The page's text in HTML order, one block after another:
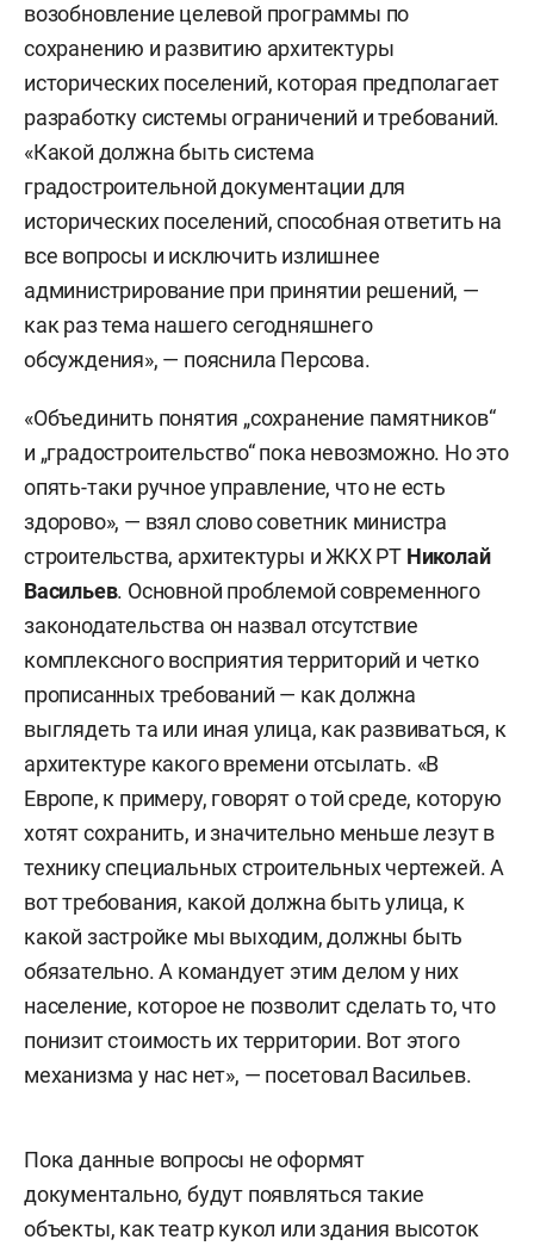
возобновление целевой программы по
сохранению и развитию архитектуры
исторических поселений, которая предполагает
разработку системы ограничений и требований.
«Какой должна быть система
градостроительной документации для
исторических поселений, способная ответить на
все вопросы и исключить излишнее
администрирование при принятии решений, —
как раз тема нашего сегодняшнего
обсуждения», — пояснила Персова.
«Объединить понятия „сохранение памятников“
и „градостроительство“ пока невозможно. Но это
опять-таки ручное управление, что не есть
здорово», — взял слово советник министра
строительства, архитектуры и ЖКХ РТ Николай
Васильев. Основной проблемой современного
законодательства он назвал отсутствие
комплексного восприятия территорий и четко
прописанных требований — как должна
выглядеть та или иная улица, как развиваться, к
архитектуре какого времени отсылать. «В
Европе, к примеру, говорят о той среде, которую
хотят сохранить, и значительно меньше лезут в
технику специальных строительных чертежей. А
вот требования, какой должна быть улица, к
какой застройке мы выходим, должны быть
обязательно. А командует этим делом у них
население, которое не позволит сделать то, что
понизит стоимость их территории. Вот этого
механизма у нас нет», — посетовал Васильев.
Пока данные вопросы не оформят
документально, будут появляться такие
объекты, как театр кукол или здания высоток